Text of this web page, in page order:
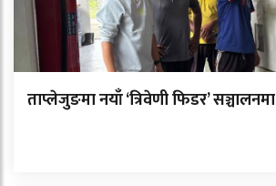
ताप्लेजुङमा नयाँ ‘त्रिवेणी फिडर’ सञ्चालनमा